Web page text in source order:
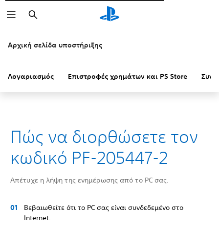
Αναζήτηση
Αρχική σελίδα υποστήριξης
Λογαριασμός Επιστροφές χρημάτων και PS Store
Πώς να διορθώσετε τον
κωδικό PF-205447-2
Απέτυχε η λήψη της ενημέρωσης από το PC σας.
Βεβαιωθείτε ότι το PC σας είναι συνδεδεμένο στο
Internet.